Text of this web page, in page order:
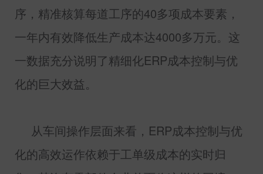
序，精准核算每道工序的40多项成本要素，
一年内有效降低生产成本达4000多万元。这
一数据充分说明了精细化ERP成本控制与优
化的巨大效益。
从车间操作层面来看， ERP成本控制与优
化的高效运作依赖于工单级成本的实时归